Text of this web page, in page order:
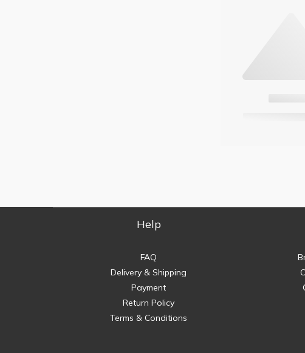
Help
FAQ
Delivery & Shipping
Payment
Return Policy
Terms & Conditions